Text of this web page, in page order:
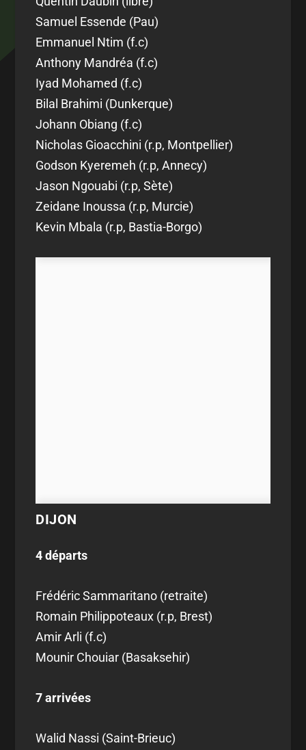
Samuel Essende (Pau)
Emmanuel Ntim (f.c)
Anthony Mandréa (f.c)
Iyad Mohamed (f.c)
Bilal Brahimi (Dunkerque)
Johann Obiang (f.c)
Nicholas Gioacchini (r.p, Montpellier)
Godson Kyeremeh (r.p, Annecy)
Jason Ngouabi (r.p, Sète)
Zeidane Inoussa (r.p, Murcie)
Kevin Mbala (r.p, Bastia-Borgo)
DIJON
4 départs
Frédéric Sammaritano (retraite)
Romain Philippoteaux (r.p, Brest)
Amir Arli (f.c)
Mounir Chouiar (Basaksehir)
7 arrivées
Walid Nassi (Saint-Brieuc)